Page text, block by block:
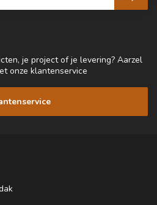
je project of je levering? Aarzel
onze klantenservice